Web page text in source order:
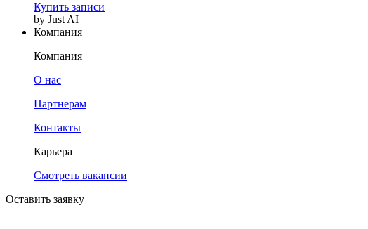
Купить записи
by Just AI
Компания
Компания
О нас
Партнерам
Контакты
Карьера
Смотреть вакансии
Оставить заявку